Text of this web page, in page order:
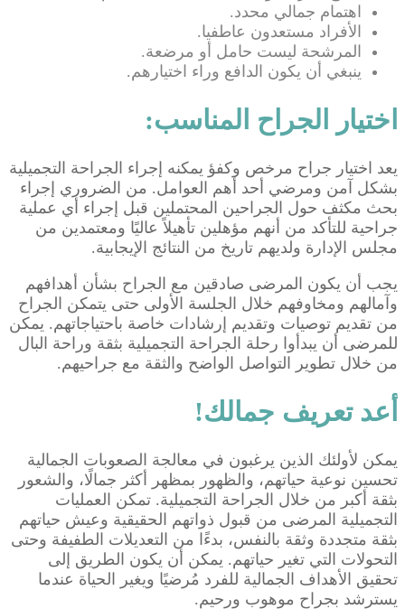
اهتمام جمالي محدد.
الأفراد مستعدون عاطفيا.
المرشحة ليست حامل أو مرضعة.
ينبغي أن يكون الدافع وراء اختيارهم.
اختيار الجراح المناسب:
يعد اختيار جراح مرخص وكفؤ يمكنه إجراء الجراحة التجميلية
بشكل آمن ومرضي أحد أهم العوامل. من الضروري إجراء
بحث مكثف حول الجراحين المحتملين قبل إجراء أي عملية
جراحية للتأكد من أنهم مؤهلين تأهيلاً عاليًا ومعتمدين من
مجلس الإدارة ولديهم تاريخ من النتائج الإيجابية.
يجب أن يكون المرضى صادقين مع الجراح بشأن أهدافهم
وآمالهم ومخاوفهم خلال الجلسة الأولى حتى يتمكن الجراح
من تقديم توصيات وتقديم إرشادات خاصة باحتياجاتهم. يمكن
للمرضى أن يبدأوا رحلة الجراحة التجميلية بثقة وراحة البال
من خلال تطوير التواصل الواضح والثقة مع جراحيهم.
أعد تعريف جمالك!
يمكن لأولئك الذين يرغبون في معالجة الصعوبات الجمالية
تحسين نوعية حياتهم، والظهور بمظهر أكثر جمالًا، والشعور
بثقة أكبر من خلال الجراحة التجميلية. تمكن العمليات
التجميلية المرضى من قبول ذواتهم الحقيقية وعيش حياتهم
بثقة متجددة وثقة بالنفس، بدءًا من التعديلات الطفيفة وحتى
التحولات التي تغير حياتهم. يمكن أن يكون الطريق إلى
تحقيق الأهداف الجمالية للفرد مُرضيًا ويغير الحياة عندما
يسترشد بجراح موهوب ورحيم.